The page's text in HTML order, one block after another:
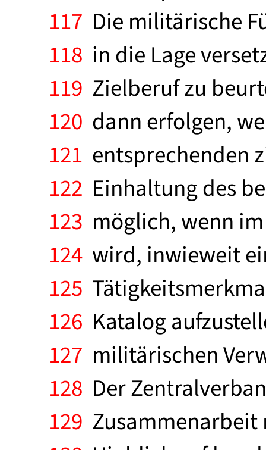
117 Die militärische
118 in die Lage
119 Zielberuf zu
120 dann erfolgen,
121 entsprechenden
122 Einhaltung des
123 möglich, wenn
124 wird, inwieweit
125
126 Katalog
127 militärischen
128 Der
129